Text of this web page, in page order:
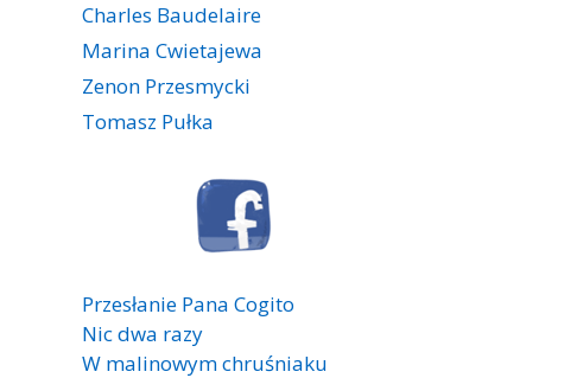
Charles Baudelaire
Marina Cwietajewa
Zenon Przesmycki
Tomasz Pułka
Przesłanie Pana Cogito
Nic dwa razy
W malinowym chruśniaku